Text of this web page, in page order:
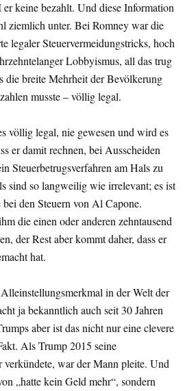
keine bezahlt. Und diese Information
ziemlich unter. Bei Romney war die
legaler Steuervermeidungstricks, hoch
Lobbyismus, all das trug
die breite Mehrheit der Bevölkerung
musste – völlig legal.
völlig legal, nie gewesen und wird es
er damit rechnen, bei Ausscheiden
Steuerbetrugsverfahren am Hals zu
sind so langweilig wie irrelevant; es ist
den Steuern von Al Capone.
die einen oder anderen zehntausend
der Rest aber kommt daher, dass er
hat.
in der Welt der
ja bekanntlich auch seit 30 Jahren
aber ist das nicht nur eine clevere
Als Trump 2015 seine
verkündete, war der Mann pleite. Und
„hatte kein Geld mehr“, sondern